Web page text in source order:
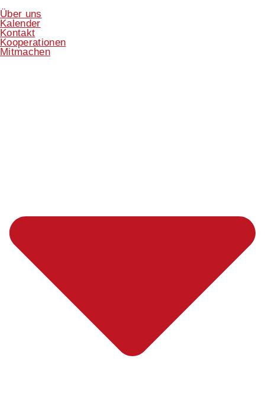
Über uns
Kalender
Kontakt
Kooperationen
Mitmachen